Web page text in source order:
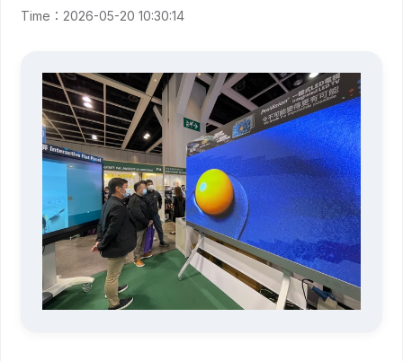
Time：2026-05-20 10:30:14